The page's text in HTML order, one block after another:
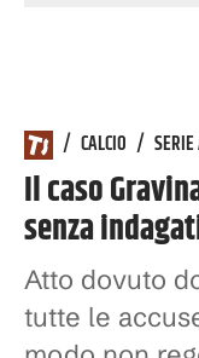
/ CALCIO /
Il caso
senza
Atto dovuto
tutte le